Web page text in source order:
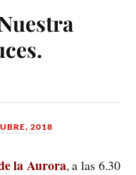
2018
la Aurora, a las 6.30